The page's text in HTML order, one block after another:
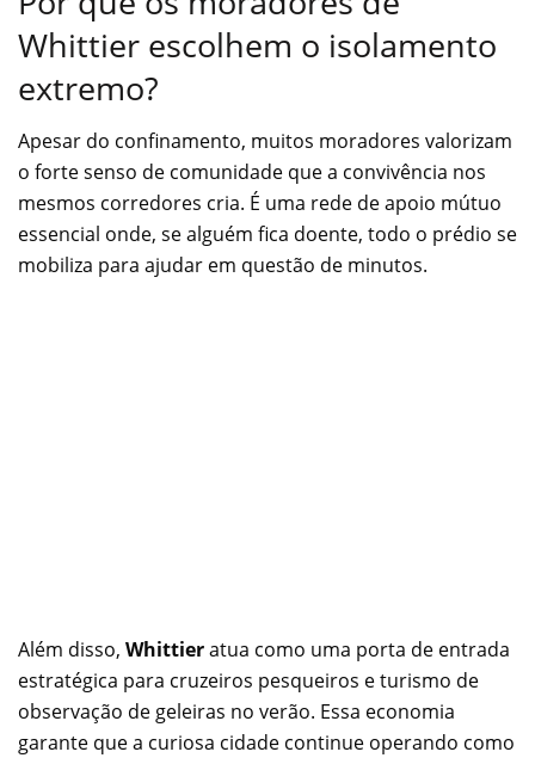
Whittier escolhem o isolamento
extremo?
Apesar do confinamento, muitos moradores valorizam
o forte senso de comunidade que a convivência nos
mesmos corredores cria. É uma rede de apoio mútuo
essencial onde, se alguém fica doente, todo o prédio se
mobiliza para ajudar em questão de minutos.
Além disso, Whittieratua como uma porta de entrada
estratégica para cruzeiros pesqueiros e turismo de
observação de geleiras no verão. Essa economia
garante que a curiosa cidade continue operando como